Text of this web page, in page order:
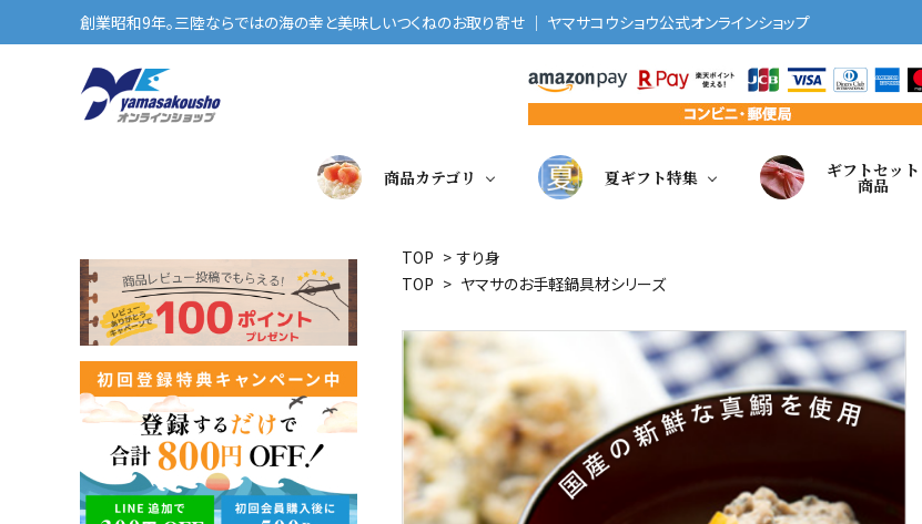
創業昭和9年。三陸ならではの海の幸と美味しいつくねのお取り寄せ ｜ ヤマサコウショウ公式オンラインショップ
商品カテゴリ 夏ギフト特集 ギフトセット
商品
TOP > すり身
TOP > ヤマサのお手軽鍋具材シリーズ